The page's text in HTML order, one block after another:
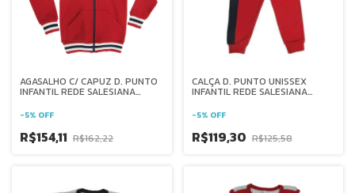
AGASALHO C/ CAPUZ D. PUNTO
INFANTIL REDE SALESIANA
-5% OFF
R$154,11 R$162,22
CALÇA D. PUNTO UNISSEX
INFANTIL REDE SALESIANA
-5% OFF
R$119,30 R$125,58